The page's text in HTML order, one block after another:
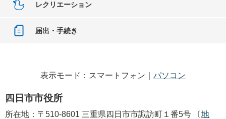
レクリエーション
届出・手続き
表示モード：スマートフォン｜ パソコン
四日市市役所
所在地：〒510-8601 三重県四日市市諏訪町１番5号 〔地